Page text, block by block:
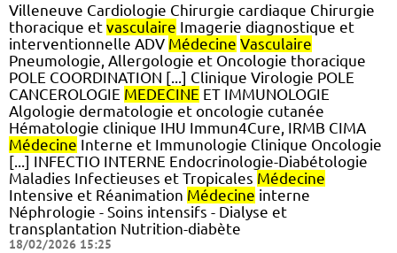
Villeneuve Cardiologie Chirurgie cardiaque Chirurgie
thoracique et vasculaire Imagerie diagnostique et
interventionnelle ADV Médecine Vasculaire
Pneumologie, Allergologie et Oncologie thoracique
POLE COORDINATION [...] Clinique Virologie POLE
CANCEROLOGIE MEDECINE ET IMMUNOLOGIE
Algologie dermatologie et oncologie cutanée
Hématologie clinique IHU Immun4Cure, IRMB CIMA
Médecine Interne et Immunologie Clinique Oncologie
[...] INFECTIO INTERNE Endocrinologie-Diabétologie
Maladies Infectieuses et Tropicales Médecine
Intensive et Réanimation Médecine interne
Néphrologie - Soins intensifs - Dialyse et
transplantation Nutrition-diabète
18/02/2026 15:25